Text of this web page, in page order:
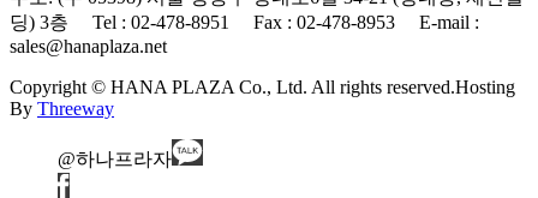
딩) 3층 Tel : 02-478-8951 Fax : 02-478-8953 E-mail :
sales@hanaplaza.net
Copyright © HANA PLAZA Co., Ltd. All rights reserved.Hosting
By Threeway
@하나프라자